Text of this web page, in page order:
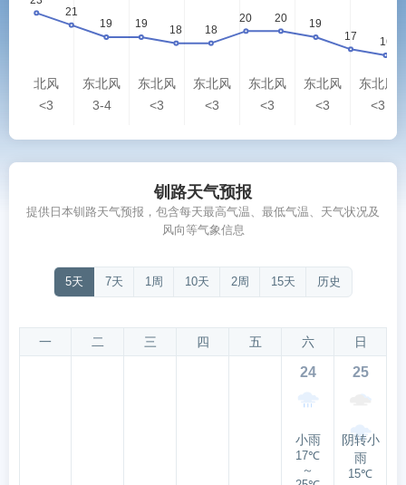
北风
<3
东北风
3-4
东北风
<3
东北风
<3
东北风
<3
东北风
<3
东北风
<3
钏路天气预报
提供日本钏路天气预报，包含每天最高气温、最低气温、天气状况及
风向等气象信息
5天 7天 1周 10天 2周 15天 历史
一 二 三 四 五 六 日
24
小雨
17℃
～
25
阴转小
雨
15℃